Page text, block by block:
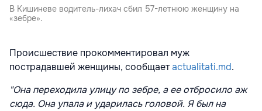
В Кишиневе водитель-лихач сбил 57-летнюю женщину на
«зебре».
Происшествие прокомментировал муж
пострадавшей женщины, сообщаетactualitati.md.
"Она переходила улицу по зебре, а ее отбросило аж
сюда. Она упала и ударилась головой. Я был на